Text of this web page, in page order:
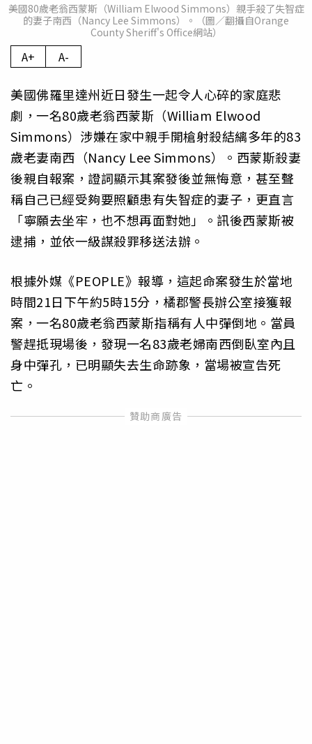
美國80歲老翁西蒙斯（William Elwood Simmons）親手殺了失智症
的妻子南西（Nancy Lee Simmons）。（圖／翻攝自Orange
County Sheriff's Office網站）
A+ A-
美國佛羅里達州近日發生一起令人心碎的家庭悲
劇，一名80歲老翁西蒙斯（William Elwood
Simmons）涉嫌在家中親手開槍射殺結縭多年的83
歲老妻南西（Nancy Lee Simmons）。西蒙斯殺妻
後親自報案，證詞顯示其案發後並無悔意，甚至聲
稱自己已經受夠要照顧患有失智症的妻子，更直言
「寧願去坐牢，也不想再面對她」。訊後西蒙斯被
逮捕，並依一級謀殺罪移送法辦。
根據外媒《PEOPLE》報導，這起命案發生於當地
時間21日下午約5時15分，橘郡警長辦公室接獲報
案，一名80歲老翁西蒙斯指稱有人中彈倒地。當員
警趕抵現場後，發現一名83歲老婦南西倒臥室內且
身中彈孔，已明顯失去生命跡象，當場被宣告死
亡。